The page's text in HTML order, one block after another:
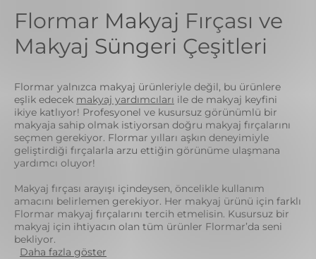
Flormar Makyaj Fırçası ve
Makyaj Süngeri Çeşitleri
Flormar yalnızca makyaj ürünleriyle değil, bu ürünlere
eşlik edecek makyaj yardımcıları ile de makyaj keyfini
ikiye katlıyor! Profesyonel ve kusursuz görünümlü bir
makyaja sahip olmak istiyorsan doğru makyaj fırçalarını
seçmen gerekiyor. Flormar yılları aşkın deneyimiyle
geliştirdiği fırçalarla arzu ettiğin görünüme ulaşmana
yardımcı oluyor!
Makyaj fırçası arayışı içindeysen, öncelikle kullanım
amacını belirlemen gerekiyor. Her makyaj ürünü için farklı
Flormar makyaj fırçalarını tercih etmelisin. Kusursuz bir
makyaj için ihtiyacın olan tüm ürünler Flormar’da seni
bekliyor.
Daha fazla göster